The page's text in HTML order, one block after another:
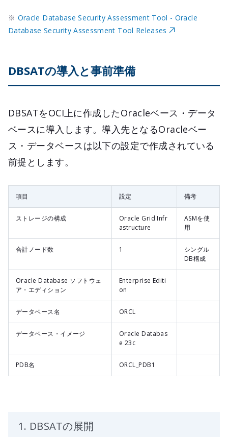
※ Oracle Database Security Assessment Tool - Oracle
Database Security Assessment Tool Releases
DBSATの導入と事前準備
DBSATをOCI上に作成したOracleベース・データ
ベースに導入します。導入先となるOracleベー
ス・データベースは以下の設定で作成されている
前提とします。
項目 設定 備考
ストレージの構成
Oracle Grid Infr
astructure
ASMを使
用
合計ノード数 1
シングル
DB構成
Oracle Database ソフトウェ
ア・エディション
Enterprise Editi
on
データベース名 ORCL
データベース・イメージ
Oracle Databas
e 23c
PDB名 ORCL_PDB1
1. DBSATの展開